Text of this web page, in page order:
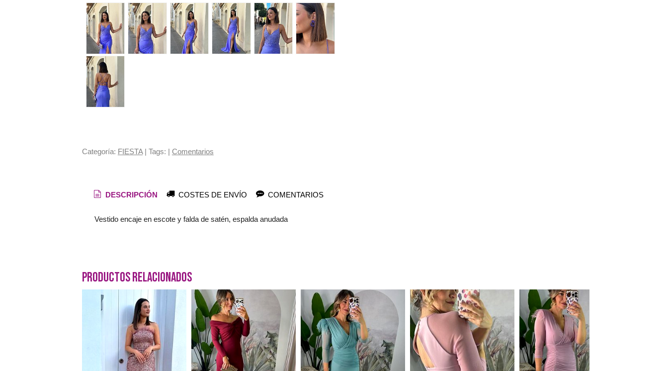
Categoría: FIESTA| Tags: | Comentarios
DESCRIPCIÓN COSTES DE ENVÍO COMENTARIOS
Vestido encaje en escote y falda de satén, espalda anudada
Productos Relacionados